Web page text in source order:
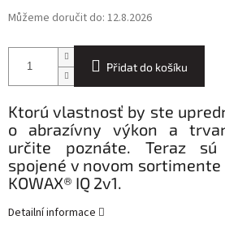
Můžeme doručit do: 12.8.2026
Přidat do košíku
Ktorú vlastnosť by ste
o abrazívny výkon a
určite poznáte. Teraz
spojené v novom
KOWAX® IQ 2v1.
Detailní informace